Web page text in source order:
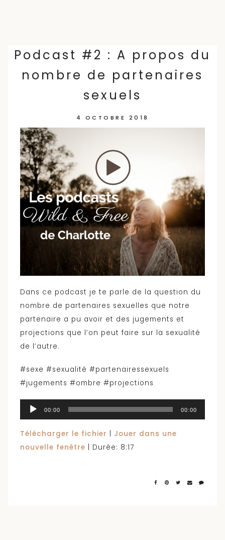
Skip
content
Podcast #2 : A propos du
nombre de partenaires
sexuels
4 OCTOBRE 2018
Dans ce podcast je te parle de la question du
nombre de partenaires sexuelles que notre
partenaire a pu avoir et des jugements et
projections que l’on peut faire sur la sexualité
de l’autre.
#sexe #sexualité #partenairessexuels
#jugements #ombre #projections
Lecteur
audio
00:00 00:00
Télécharger le fichier
Jouer dans une
nouvelle fenêtre
Durée: 8:17